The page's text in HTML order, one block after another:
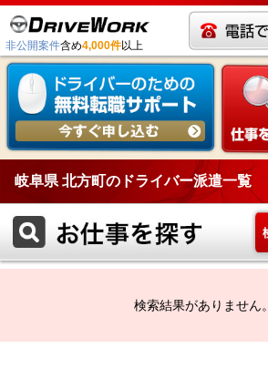
非公開案件含め4,000件以上
岐阜県 北方町のドライバー派遣一覧
検索結果がありません。